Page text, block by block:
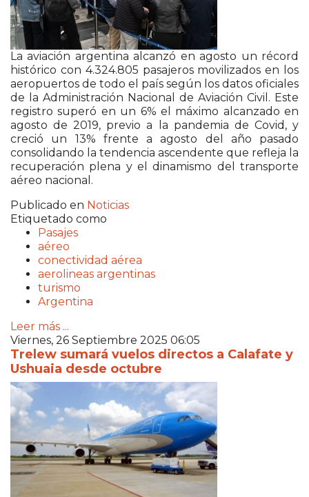
La aviación argentina alcanzó en agosto un récord
histórico con 4.324.805 pasajeros movilizados en los
aeropuertos de todo el país según los datos oficiales
de la Administración Nacional de Aviación Civil. Este
registro superó en un 6% el máximo alcanzado en
agosto de 2019, previo a la pandemia de Covid, y
creció un 13% frente a agosto del año pasado
consolidando la tendencia ascendente que refleja la
recuperación plena y el dinamismo del transporte
aéreo nacional.
Publicado en Noticias
Etiquetado como
Pasajes
aéreo
conectividad aérea
aerolineas argentinas
turismo
Argentina
Leer más ...
Viernes, 26 Septiembre 2025 06:05
Trelew sumará vuelos directos a Calafate y
Ushuaia desde octubre